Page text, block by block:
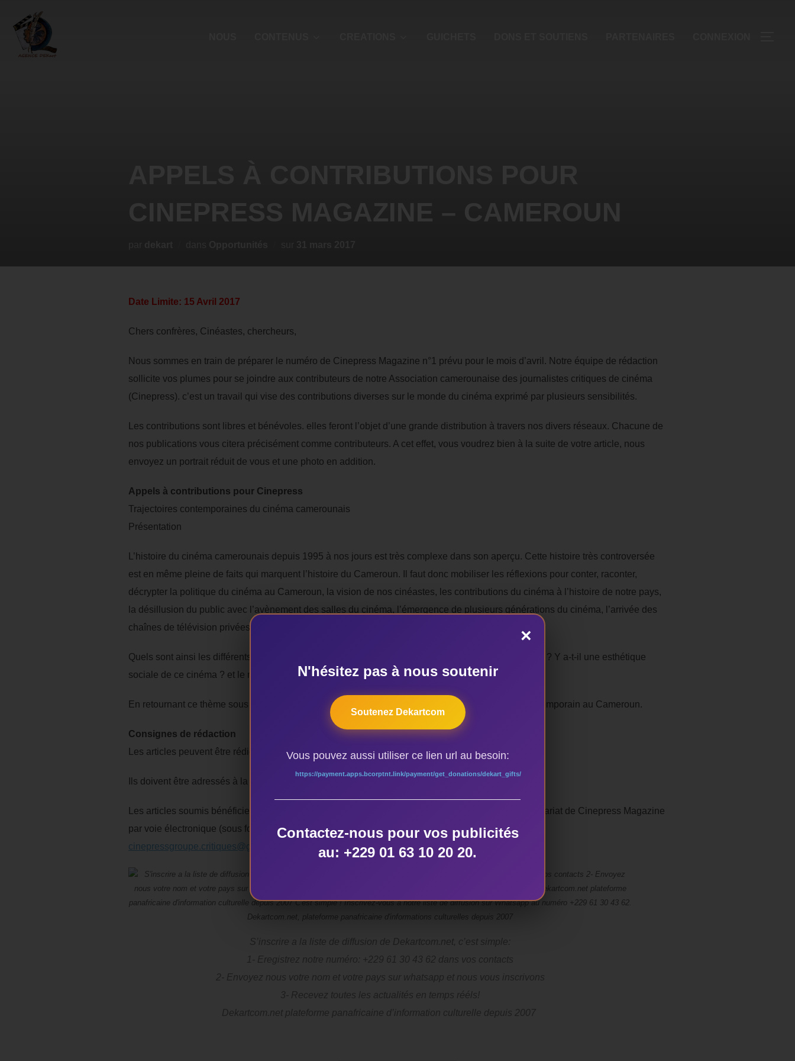
Date Limite: 15 Avril 2017
Chers confrères, Cinéastes, chercheurs,
Nous sommes en train de préparer le numéro de Cinepress Magazine n°1 prévu pour le mois d’avril. Notre équipe de rédaction
sollicite vos plumes pour se joindre aux contributeurs de notre Association camerounaise des journalistes critiques de cinéma
(Cinepress). c’est un travail qui vise des contributions diverses sur le monde du cinéma exprimé par plusieurs sensibilités.
Les contributions sont libres et bénévoles. elles feront l’objet d’une grande distribution à travers nos divers réseaux. Chacune de
nos publications vous citera précisément comme contributeurs. A cet effet, vous voudrez bien à la suite de votre article, nous
envoyez un portrait réduit de vous et une photo en addition.
Appels à contributions pour Cinepress
Trajectoires contemporaines du cinéma camerounais
Présentation
L’histoire du cinéma camerounais depuis 1995 à nos jours est très complexe dans son aperçu. Cette histoire très controversée
est en même pleine de faits qui marquent l’histoire du Cameroun. Il faut donc mobiliser les réflexions pour conter, raconter,
décrypter la politique du cinéma au Cameroun, la vision de nos cinéastes, les contributions du cinéma à l’histoire de notre pays,
la désillusion du public avec l’avènement des salles du cinéma, l’émergence de plusieurs générations du cinéma, l’arrivée des
chaînes de télévision privées, internet, le flux des festivals, les écoles, etc…
Quels sont ainsi les différents constats qui peuvent être faits ? Où situe-t-on le cinéma Camerounais ? Y a-t-il une esthétique
sociale de ce cinéma ? et le mode de réception est-il perceptible ? Comment se finance-t-il ?
En retournant ce thème sous plusieurs formes, notre revue voudrait faire le point sur le cinéma contemporain au Cameroun.
Consignes de rédaction
Les articles peuvent être rédigés non seulement en français ou en anglais.
Ils doivent être adressés à la rédaction au plus tard le 15 avril 2017.
Les articles soumis bénéficient d’une double expertise anonyme. Ils peuvent être envoyés au secrétariat de Cinepress Magazine
par voie électronique (sous format Word), à l’adresse électronique suivante:
cinepressgroupe.critiques@gmail.com
ngueaem@yahoo.fr
S’inscrire a la liste de diffusion de Dekartcom.net, c’est simple:
1- Eregistrez notre numéro: +229 61 30 43 62 dans vos contacts
2- Envoyez nous votre nom et votre pays sur whatsapp et nous vous inscrivons
3- Recevez toutes les actualités en temps rééls!
Dekartcom.net plateforme panafricaine d’information culturelle depuis 2007
×
N'hésitez pas à nous soutenir
Soutenez Dekartcom
Vous pouvez aussi utiliser ce lien url au besoin:
https://payment.apps.bcorptnt.link/payment/get_donations/dekart_gifts/
Contactez-nous pour vos publicités
au: +229 01 63 10 20 20.